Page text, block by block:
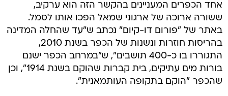
אחד הכפרים המעניינים בהקשר הזה הוא ערקיב,
ששורה ארוכה של ארגוני שמאל הפכו אותו לסמל.
באתר של "פורום דו-קיום" נכתב ש"עד שהחלה המדינה
בהריסות חוזרות ונשנות של הכפר בשנת 2010,
התגוררו בו כ-400 תושבים", ש"במרחב הכפר ישנם
בורות מים עתיקים, בית קברות שהוקם בשנת 1914", וכן
שהכפר "הוקם בתקופה העותמאנית".